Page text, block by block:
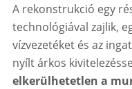
A rekonstrukció egy
technológiával zajlik,
vízvezetéket és az
nyílt árkos
elkerülhetetlen a